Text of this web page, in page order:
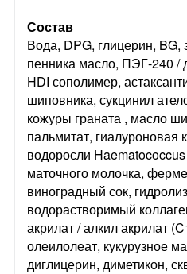
Состав
Вода, DPG, глицерин, BG,
пенника масло, ПЭГ-240 /
HDI сополимер,
шиповника, сукцинил
кожуры граната , масло
пальмитат, гиалуроновая
водоросли
маточного молочка,
виноградный сок,
водорастворимый
акрилат / алкил акрилат
олеилолеат, кукурузное
диглицерин, диметикон,